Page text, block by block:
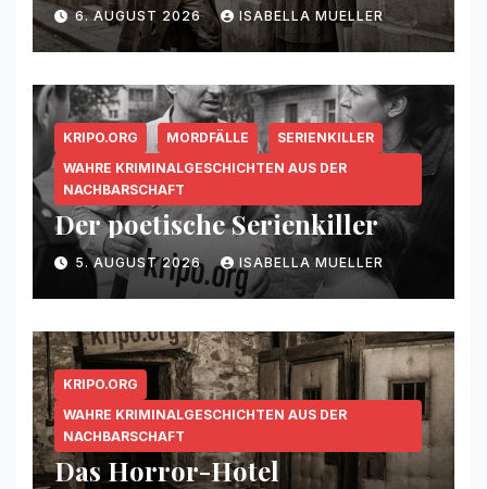
6. AUGUST 2026 ISABELLA MUELLER
KRIPO.ORG MORDFÄLLE
SERIENKILLER
WAHRE KRIMINALGESCHICHTEN AUS DER
NACHBARSCHAFT
Der poetische Serienkiller
5. AUGUST 2026 ISABELLA MUELLER
KRIPO.ORG
WAHRE KRIMINALGESCHICHTEN AUS DER
NACHBARSCHAFT
Das Horror-Hotel